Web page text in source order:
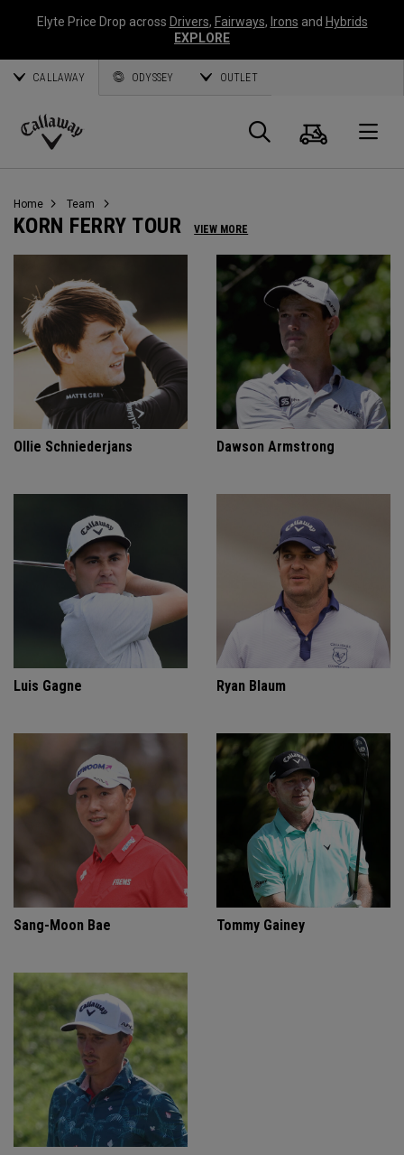
Elyte Price Drop across Drivers, Fairways, Irons and Hybrids
EXPLORE
CALLAWAY ODYSSEY OUTLET
Callaway
Suche
Home Team
KORN FERRY TOUR VIEW MORE
Ollie Schniederjans Dawson Armstrong
Luis Gagne Ryan Blaum
Sang-Moon Bae Tommy Gainey